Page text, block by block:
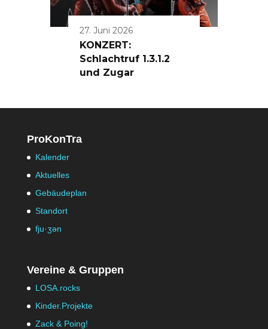
27. Juni 2026
KONZERT:
Schlachtruf 1.3.1.2
und Zugar
ProKonTra
Kalender
Aktuelles
Gebäudeplan
Standort
fju·ʒən
Vereine & Gruppen
LOSA.rocks
Kinder.Projekte
Zack & Poing!